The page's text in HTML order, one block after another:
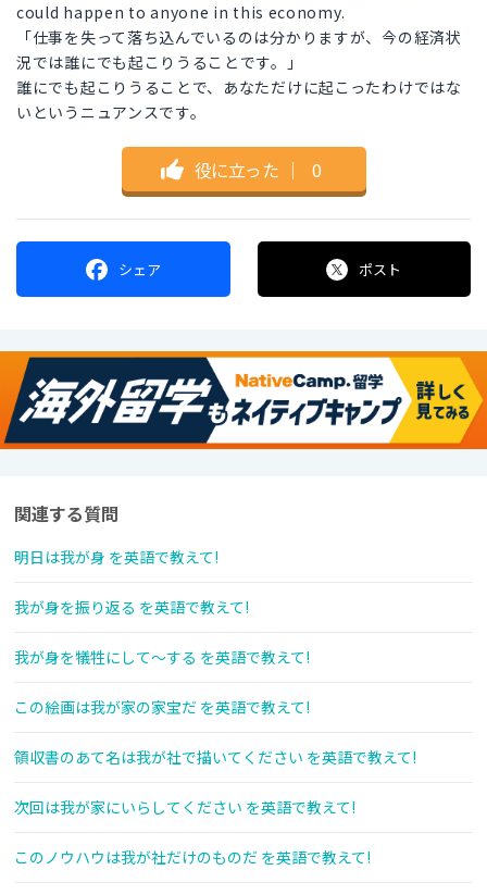
could happen to anyone in this economy.
「仕事を失って落ち込んでいるのは分かりますが、今の経済状
況では誰にでも起こりうることです。」
誰にでも起こりうることで、あなただけに起こったわけではな
いというニュアンスです。
役に立った ｜ 0
シェア ポスト
関連する質問
明日は我が身 を英語で教えて!
我が身を振り返る を英語で教えて!
我が身を犠牲にして～する を英語で教えて!
この絵画は我が家の家宝だ を英語で教えて!
領収書のあて名は我が社で描いてください を英語で教えて!
次回は我が家にいらしてください を英語で教えて!
このノウハウは我が社だけのものだ を英語で教えて!